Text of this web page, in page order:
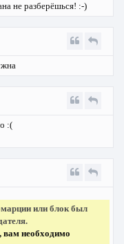
не разберёшься! :-)
:(
или блок был
вам необходимо